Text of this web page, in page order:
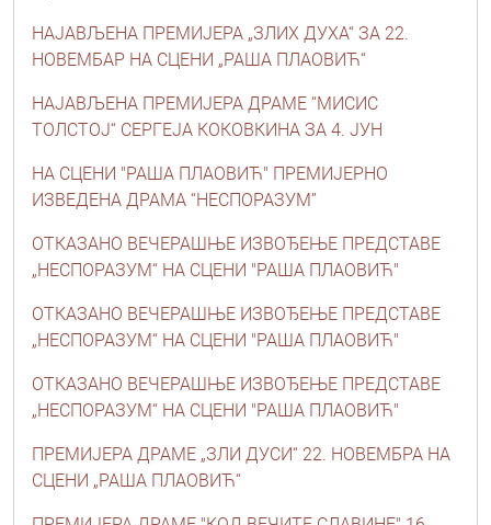
НАЈАВЉЕНА ПРЕМИЈЕРА „ЗЛИХ ДУХА“ ЗА 22.
НОВЕМБАР НА СЦЕНИ „РАША ПЛАОВИЋ“
НАЈАВЉЕНА ПРЕМИЈЕРА ДРАМЕ “МИСИС
ТОЛСТОЈ“ СЕРГЕЈА КОКОВКИНА ЗА 4. ЈУН
НА СЦЕНИ "РАША ПЛАОВИЋ" ПРЕМИЈЕРНО
ИЗВЕДЕНА ДРАМА “НЕСПОРАЗУМ”
ОТКАЗАНО ВЕЧЕРАШЊЕ ИЗВОЂЕЊЕ ПРЕДСТАВЕ
„НЕСПОРАЗУМ“ НА СЦЕНИ "РАША ПЛАОВИЋ"
ОТКАЗАНО ВЕЧЕРАШЊЕ ИЗВОЂЕЊЕ ПРЕДСТАВЕ
„НЕСПОРАЗУМ“ НА СЦЕНИ "РАША ПЛАОВИЋ"
ОТКАЗАНО ВЕЧЕРАШЊЕ ИЗВОЂЕЊЕ ПРЕДСТАВЕ
„НЕСПОРАЗУМ“ НА СЦЕНИ "РАША ПЛАОВИЋ"
ПРЕМИЈЕРА ДРАМЕ „ЗЛИ ДУСИ“ 22. НОВЕМБРА НА
СЦЕНИ „РАША ПЛАОВИЋ“